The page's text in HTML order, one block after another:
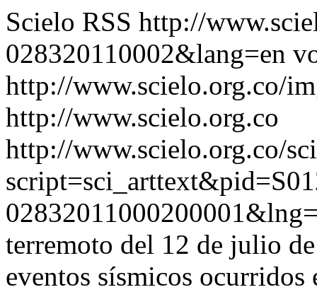
Scielo RSS http://
028320110002&lang=en
http://www.scielo.org.co/
http://www.scielo.org.co
http://www.scielo.org.co/
terremoto del 12 de julio
eventos sísmicos